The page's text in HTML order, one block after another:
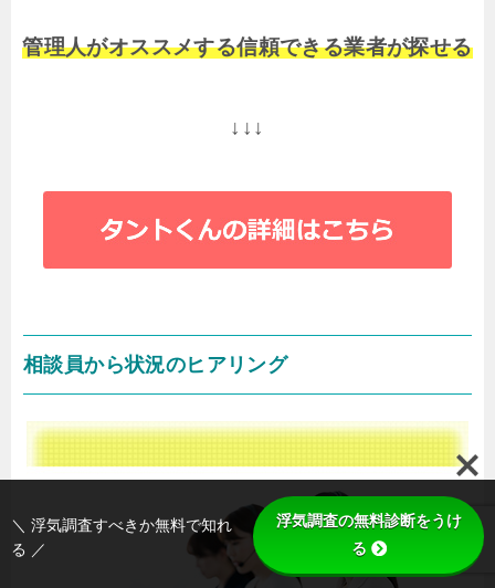
管理人がオススメする信頼できる業者が探せる
↓↓↓
相談員から状況のヒアリング
＼ 浮気調査すべきか無料で知れ
る ／
浮気調査の無料診断をうけ
る